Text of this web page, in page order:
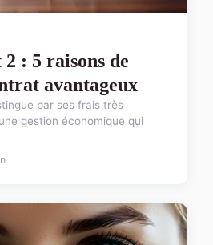
: 5 raisons de
avantageux
par ses frais très
gestion économique qui